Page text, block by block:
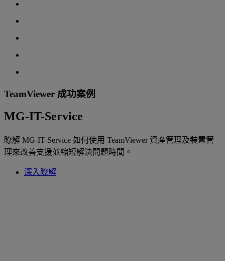
TeamViewer 成功案例
MG-IT-Service
瞭解 MG-IT-Service 如何使用 TeamViewer 資產管理及裝置管
理來改善支援並縮短解決問題時間。
深入瞭解